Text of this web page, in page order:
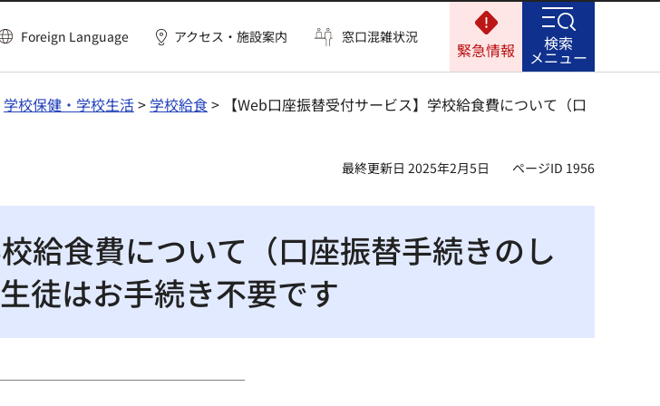
Foreign Language アクセス・施設案内 窓口混雑状況
緊急情報 検索
メニュー
学校保健・学校生活> 学校給食> 【Web口座振替受付サービス】学校給食費について（口
最終更新日 2025年2月5日 ページID 1956
給食費について（口座振替手続きのし
徒はお手続き不要です